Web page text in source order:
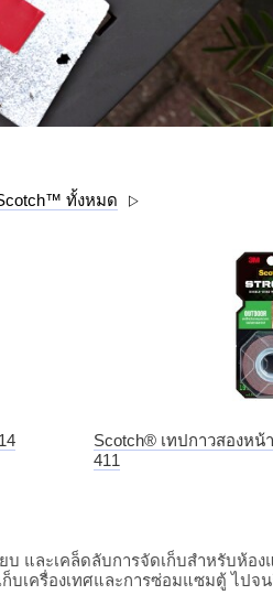
ทั้งหมด
Scotch® เทปกาวสองห
411
บ และเคล็ดลับการจัดเก็บสำหรับ
บเครื่องเทศและการซ่อมแซมตู้ ไป